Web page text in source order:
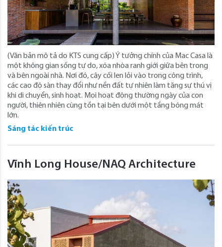
(Văn bản mô tả do KTS cung cấp) Ý tưởng chính của Mac Casa là
một không gian sống tự do, xóa nhòa ranh giới giữa bên trong
và bên ngoài nhà. Nơi đó, cây cối len lỏi vào trong công trình,
các cao độ sàn thay đổi như nền đất tự nhiên làm tăng sự thú vị
khi di chuyển, sinh hoạt. Mọi hoạt động thường ngày của con
người, thiên nhiên cùng tồn tại bên dưới một tầng bóng mát
lớn.
Sáng tác kiến trúc
Vĩnh Long House/NAQ Architecture